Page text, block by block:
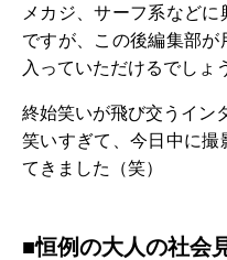
メカジ、サーフ系など
ですが、この後編集部
入っていただけるでしょ
終始笑いが飛び交うイン
笑いすぎて、今日中に撮
てきました（笑）
■恒例の大人の社会